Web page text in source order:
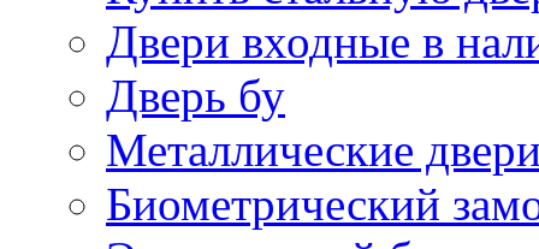
Двери входные в
Дверь бу
Металлические
Биометрический